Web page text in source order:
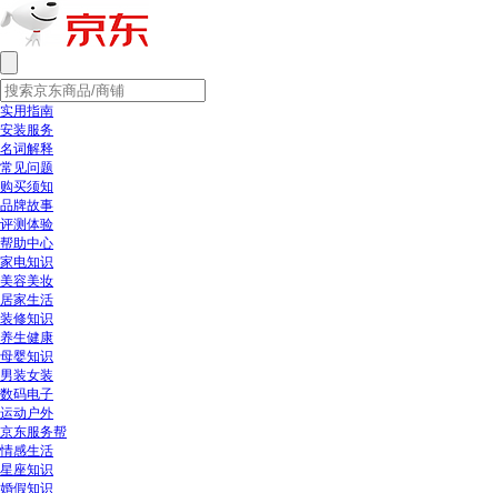
实用指南
安装服务
名词解释
常见问题
购买须知
品牌故事
评测体验
帮助中心
家电知识
美容美妆
居家生活
装修知识
养生健康
母婴知识
男装女装
数码电子
运动户外
京东服务帮
情感生活
星座知识
婚假知识